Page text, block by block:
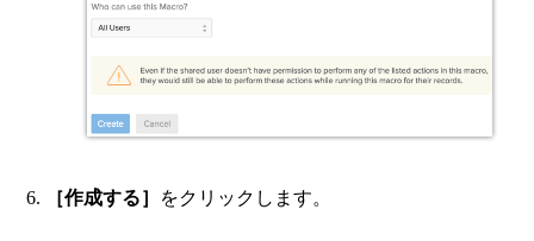
［作成する］ をクリックします。